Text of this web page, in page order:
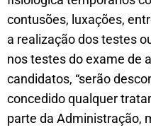
contusões, luxações,
a realização dos testes
nos testes do exame de
candidatos, “serão
concedido qualquer
parte da Administração,